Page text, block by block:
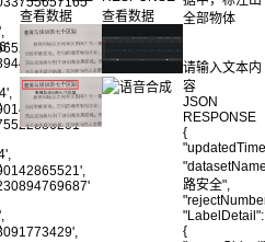
查看数据
查看数据
全部物体
请输入文本内
容
JSON
RESPONSE
{
路安全",
"LabelDetail":
{